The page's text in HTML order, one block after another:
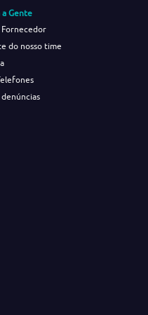
a Gente
Fornecedor
do nosso time
denúncias